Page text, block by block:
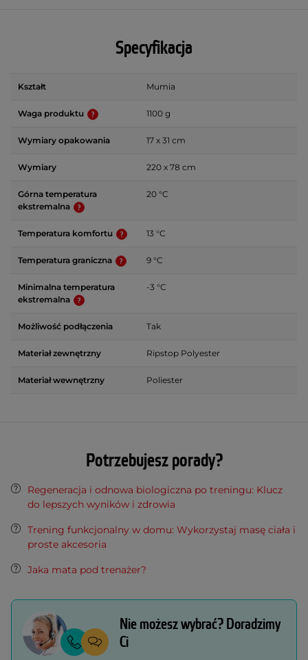
Specyfikacja
Kształt Mumia
Waga produktu 1100 g
Wymiary opakowania 17 x 31 cm
Wymiary 220 x 78 cm
Górna temperatura
ekstremalna
20 °C
Temperatura komfortu 13 °C
Temperatura graniczna 9 °C
Minimalna temperatura
ekstremalna
-3 °C
Możliwość podłączenia Tak
Materiał zewnętrzny Ripstop Polyester
Materiał wewnętrzny Poliester
Potrzebujesz porady?
Regeneracja i odnowa biologiczna po treningu: Klucz
do lepszych wyników i zdrowia
Trening funkcjonalny w domu: Wykorzystaj masę ciała i
proste akcesoria
Jaka mata pod trenażer?
Nie możesz wybrać? Doradzimy
Ci